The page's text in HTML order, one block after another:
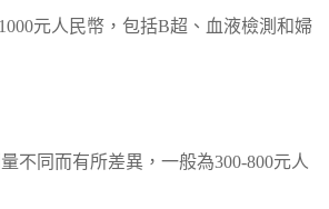
元人民幣，包括B超、血液檢測和婦
不同而有所差異，一般為300-800元人